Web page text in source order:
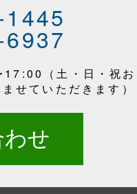
17:00（土・日・祝お
せていただきます）
せ